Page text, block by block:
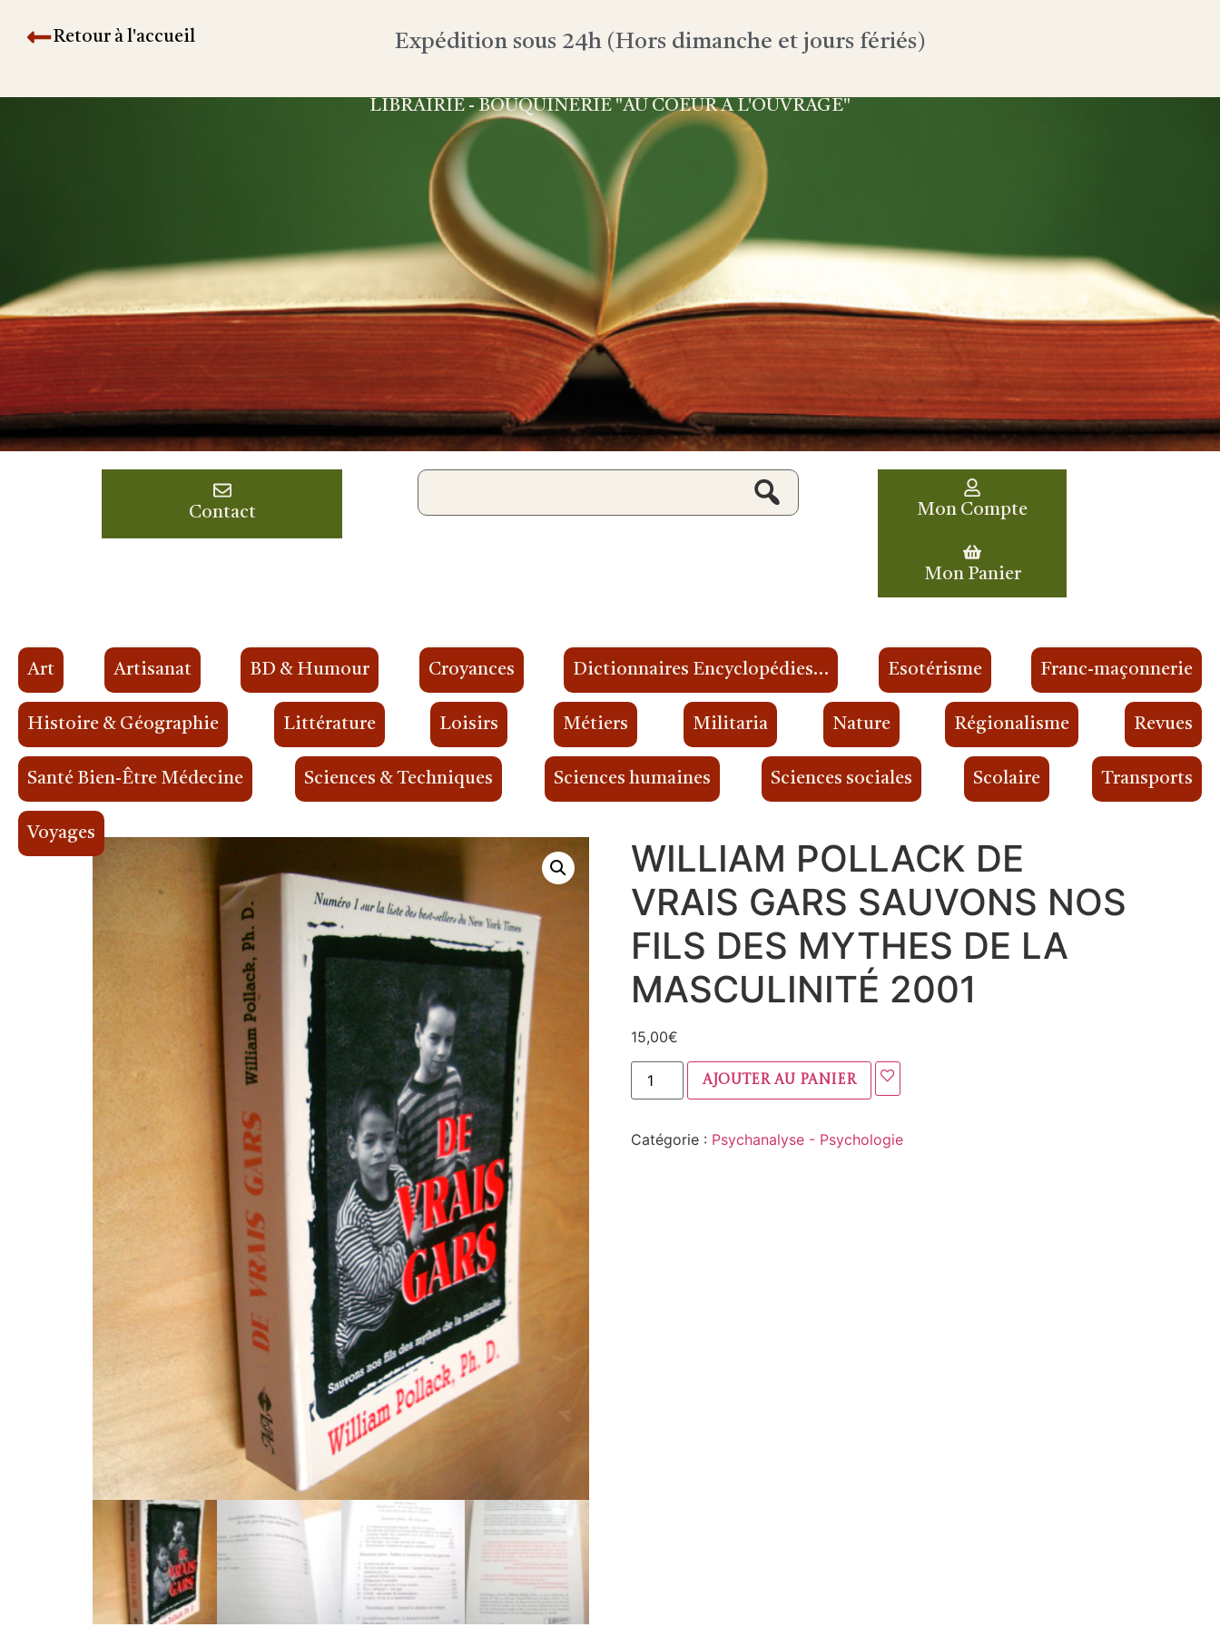
Retour à l'accueil Expédition sous 24h (Hors dimanche et jours fériés)
LIBRAIRIE - BOUQUINERIE "AU COEUR À L'OUVRAGE"
Contact Mon Compte
Mon Panier
Art Artisanat BD & Humour Croyances Dictionnaires Encyclopédies… Esotérisme Franc-maçonnerie
Histoire & Géographie Littérature Loisirs Métiers Militaria Nature Régionalisme Revues
Santé Bien-Être Médecine Sciences & Techniques Sciences humaines Sciences sociales Scolaire Transports
Voyages
WILLIAM POLLACK DE
VRAIS GARS SAUVONS NOS
FILS DES MYTHES DE LA
MASCULINITÉ 2001
15,00€
Ajouter au panier
Catégorie : Psychanalyse - Psychologie